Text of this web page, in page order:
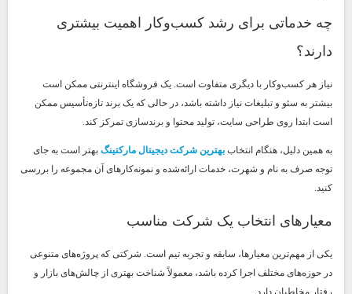
چه خدماتی برای رشد کسب‌وکار اهمیت بیشتری
دارند؟
نیاز هر کسب‌وکار با دیگری متفاوت است. یک فروشگاه اینترنتی ممکن است
بیشتر به سئو و تبلیغات نیاز داشته باشد، در حالی که یک برند تازه‌تأسیس ممکن
است ابتدا روی طراحی سایت، تولید محتوا و برندسازی تمرکز کند.
به همین دلیل، هنگام انتخاب بهترین شرکت دیجیتال مارکتینگ بهتر است به جای
توجه صرف به نام و شهرت، خدمات ارائه‌شده و نمونه‌کارهای آن مجموعه را بررسی
کنید.
معیارهای انتخاب یک شرکت مناسب
یکی از مهم‌ترین معیارها، سابقه و تجربه تیم است. شرکتی که پروژه‌های متنوعی
در حوزه‌های مختلف اجرا کرده باشد، معمولاً شناخت بهتری از چالش‌های بازار و